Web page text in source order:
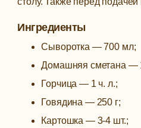
Ингредиенты
Сыворотка — 700 мл;
Домашняя сметана —
Горчица — 1 ч. л.;
Говядина — 250 г;
Картошка — 3-4 шт.;